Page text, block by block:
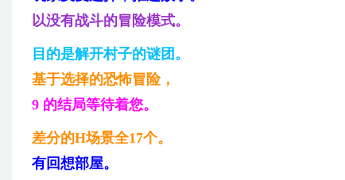
以没有战斗的冒险模式。
目的是解开村子的谜团。
基于选择的恐怖冒险，
9 的结局等待着您。
差分的H场景全17个。
有回想部屋。